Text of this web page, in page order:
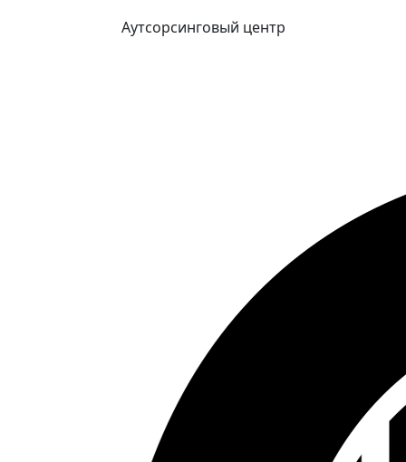
Аутсорсинговый центр